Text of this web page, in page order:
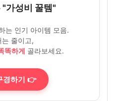
"가성비 꿀템"
는 인기 아이템 모음.
는 줄이고,
똑하게 골라보세요.
경하기 👉